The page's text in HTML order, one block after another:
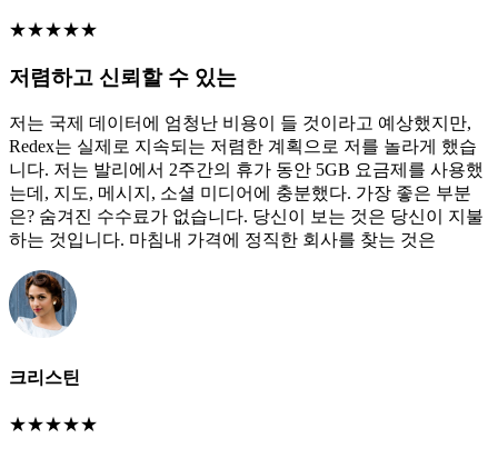
★★★★★
저렴하고 신뢰할 수 있는
저는 국제 데이터에 엄청난 비용이 들 것이라고 예상했지만,
Redex는 실제로 지속되는 저렴한 계획으로 저를 놀라게 했습
니다. 저는 발리에서 2주간의 휴가 동안 5GB 요금제를 사용했
는데, 지도, 메시지, 소셜 미디어에 충분했다. 가장 좋은 부분
은? 숨겨진 수수료가 없습니다. 당신이 보는 것은 당신이 지불
하는 것입니다. 마침내 가격에 정직한 회사를 찾는 것은
크리스틴
★★★★★